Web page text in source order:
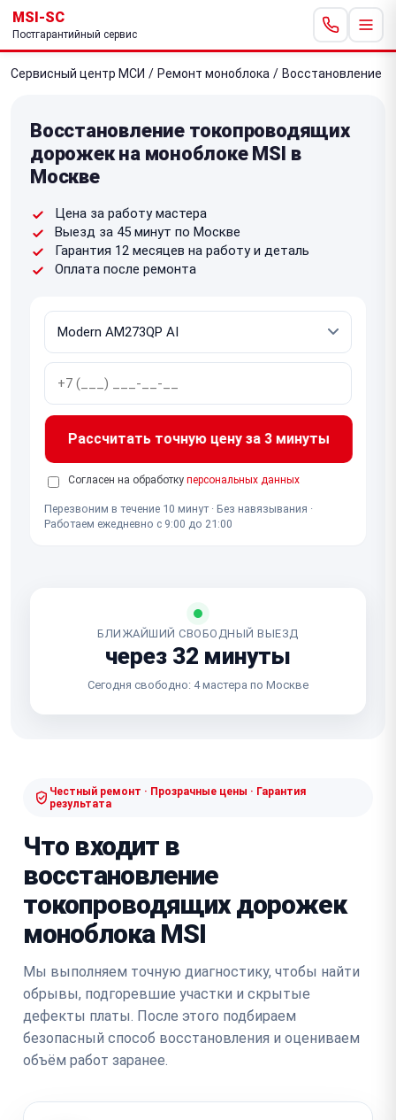
MSI-SC
Постгарантийный сервис
Сервисный центр МСИ / Ремонт моноблока / Восстановление
Восстановление токопроводящих
дорожек на моноблоке MSI в
Москве
Цена за работу мастера
Выезд за 45 минут по Москве
Гарантия 12 месяцев на работу и деталь
Оплата после ремонта
Рассчитать точную цену за 3 минуты
Согласен на обработку персональных данных
Перезвоним в течение 10 минут · Без навязывания ·
Работаем ежедневно с 9:00 до 21:00
БЛИЖАЙШИЙ СВОБОДНЫЙ ВЫЕЗД
через 32 минуты
Сегодня свободно: 4 мастера по Москве
Честный ремонт · Прозрачные цены · Гарантия
результата
Что входит в
восстановление
токопроводящих дорожек
моноблока MSI
Мы выполняем точную диагностику, чтобы найти
обрывы, подгоревшие участки и скрытые
дефекты платы. После этого подбираем
безопасный способ восстановления и оцениваем
объём работ заранее.